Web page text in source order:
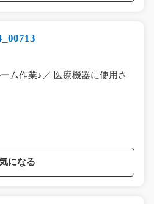
ム作業♪／ 医療機器に使用さ
になる